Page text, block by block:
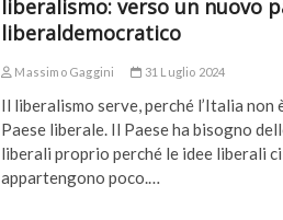
liberalismo: verso un nuovo
liberaldemocratico
Massimo Gaggini 31 Luglio 2024
Il liberalismo serve, perché l’Italia non
Paese liberale. Il Paese ha bisogno
liberali proprio perché le idee liberali ci
appartengono poco.…